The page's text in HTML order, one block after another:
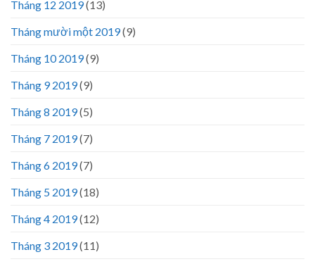
Tháng 12 2019(13)
Tháng mười một 2019(9)
Tháng 10 2019(9)
Tháng 9 2019(9)
Tháng 8 2019(5)
Tháng 7 2019(7)
Tháng 6 2019(7)
Tháng 5 2019(18)
Tháng 4 2019(12)
Tháng 3 2019(11)